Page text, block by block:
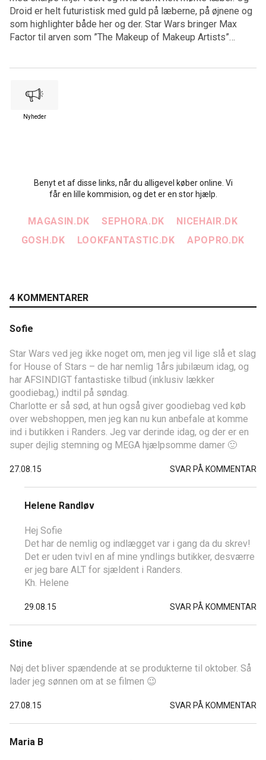
Droid er helt futuristisk med guld på læberne, på øjnene og
som highlighter både her og der. Star Wars bringer Max
Factor til arven som ”The Makeup of Makeup Artists”…
Nyheder
Benyt et af disse links, når du alligevel køber online. Vi
får en lille kommision, og det er en stor hjælp.
MAGASIN.DK SEPHORA.DK
NICEHAIR.DK
GOSH.DK
LOOKFANTASTIC.DK APOPRO.DK
4 KOMMENTARER
Sofie
Star Wars ved jeg ikke noget om, men jeg vil lige slå et slag
for House of Stars – de har nemlig 1års jubilæum idag, og
har AFSINDIGT fantastiske tilbud (inklusiv lækker
goodiebag,) indtil på søndag.
Charlotte er så sød, at hun også giver goodiebag ved køb
over webshoppen, men jeg kan nu kun anbefale at komme
ind i butikken i Randers. Jeg var derinde idag, og der er en
super dejlig stemning og MEGA hjælpsomme damer 🙂
27.08.15 SVAR PÅ KOMMENTAR
Helene Randløv
Hej Sofie
Det har de nemlig og indlægget var i gang da du skrev!
Det er uden tvivl en af mine yndlings butikker, desværre
er jeg bare ALT for sjældent i Randers.
Kh. Helene
29.08.15 SVAR PÅ KOMMENTAR
Stine
Nøj det bliver spændende at se produkterne til oktober. Så
lader jeg sønnen om at se filmen 😉
27.08.15 SVAR PÅ KOMMENTAR
Maria B